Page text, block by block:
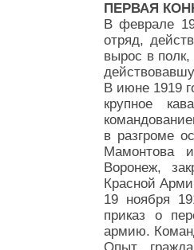
ПЕРВАЯ
В феврале
отряд,
вырос в
В июне 1919
крупное
в разгроме
Мамонтова
Воронеж,
Красной
19 ноября
приказ о
армию.